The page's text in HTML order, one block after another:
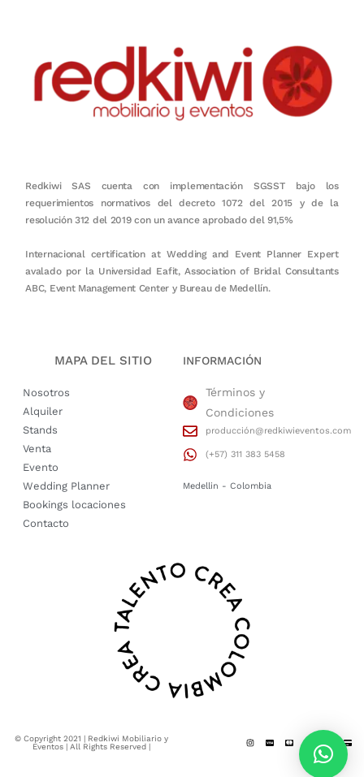
Redkiwi SAS cuenta con implementación SGSST bajo los
requerimientos normativos del decreto 1072 del 2015 y de la
resolución 312 del 2019 con un avance aprobado del 91,5%
Internacional certification at Wedding and Event Planner Expert
avalado por la Universidad Eafit, Association of Bridal Consultants
ABC, Event Management Center y Bureau de Medellín.
MAPA DEL SITIO
Nosotros
Alquiler
Stands
Venta
Evento
Wedding Planner
Bookings locaciones
Contacto
INFORMACIÓN
Términos y
Condiciones
producción@redkiwieventos.com
(+57) 311 383 5458
Medellin - Colombia
© Copyright 2021 | Redkiwi Mobiliario y
Eventos | All Rights Reserved |